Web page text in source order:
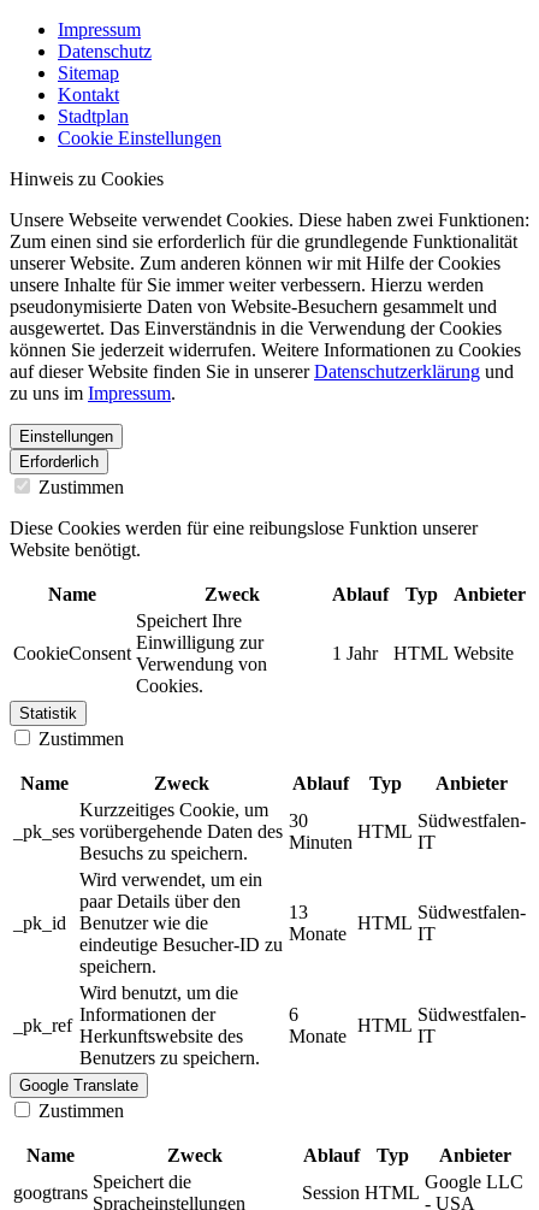
Impressum
Datenschutz
Sitemap
Kontakt
Stadtplan
Cookie Einstellungen
Hinweis zu Cookies
Unsere Webseite verwendet Cookies. Diese haben zwei Funktionen:
Zum einen sind sie erforderlich für die grundlegende Funktionalität
unserer Website. Zum anderen können wir mit Hilfe der Cookies
unsere Inhalte für Sie immer weiter verbessern. Hierzu werden
pseudonymisierte Daten von Website-Besuchern gesammelt und
ausgewertet. Das Einverständnis in die Verwendung der Cookies
können Sie jederzeit widerrufen. Weitere Informationen zu Cookies
auf dieser Website finden Sie in unsererDatenschutzerklärung und
zu uns im Impressum.
Einstellungen
Erforderlich
Zustimmen
Diese Cookies werden für eine reibungslose Funktion unserer
Website benötigt.
Name Zweck Ablauf Typ Anbieter
CookieConsent
Speichert Ihre
Einwilligung zur
Verwendung von
Cookies.
1 Jahr HTML Website
Statistik
Zustimmen
Name Zweck Ablauf Typ Anbieter
_pk_ses
Kurzzeitiges Cookie, um
vorübergehende Daten des
Besuchs zu speichern.
30
Minuten
HTML
Südwestfalen-
IT
_pk_id
Wird verwendet, um ein
paar Details über den
Benutzer wie die
eindeutige Besucher-ID zu
speichern.
13
Monate
HTML
Südwestfalen-
IT
_pk_ref
Wird benutzt, um die
Informationen der
Herkunftswebsite des
Benutzers zu speichern.
6
Monate
HTML
Südwestfalen-
IT
Google Translate
Zustimmen
Name Zweck Ablauf Typ
Anbieter
googtrans
Speichert die
Spracheinstellungen
Session HTML
Google LLC
- USA